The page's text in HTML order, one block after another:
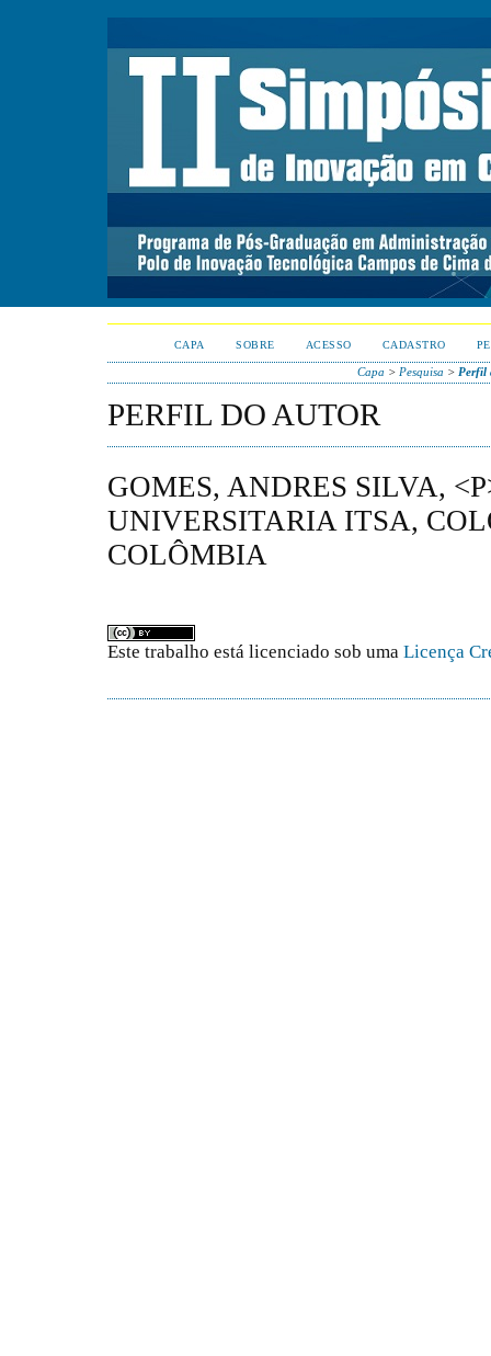
CAPA SOBRE ACESSO CADASTRO
Capa > Pesquisa > Perfil
PERFIL DO AUTOR
GOMES, ANDRES SILVA,
UNIVERSITARIA ITSA,
COLÔMBIA
Este trabalho está licenciado sob uma Licença